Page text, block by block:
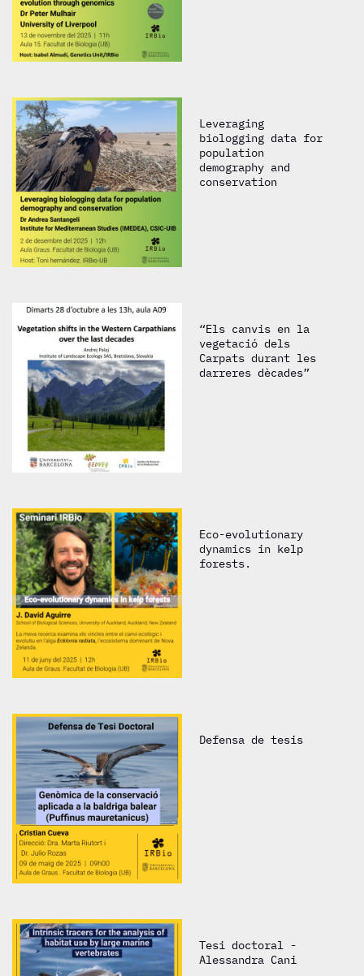
Leveraging
biologging data for
population
demography and
conservation
“Els canvis en la
vegetació dels
Carpats durant les
darreres dècades”
Eco-evolutionary
dynamics in kelp
forests.
Defensa de tesis
Tesi doctoral -
Alessandra Cani